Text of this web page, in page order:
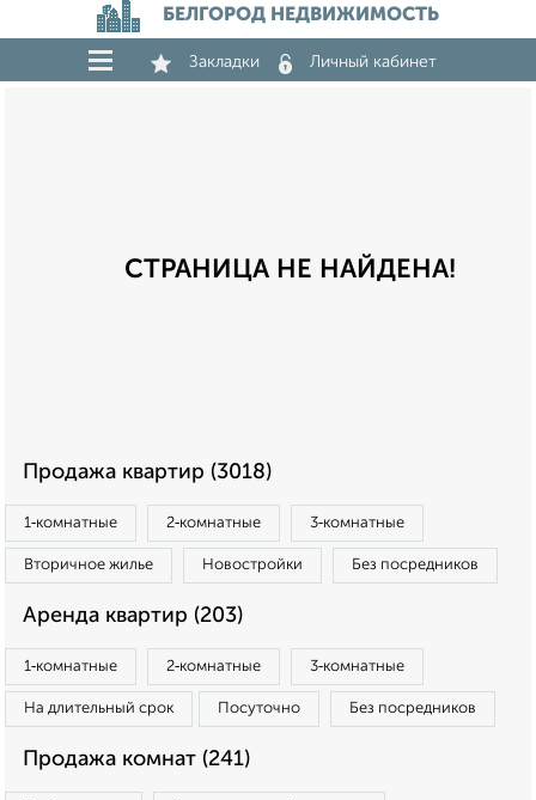
БЕЛГОРОД НЕДВИЖИМОСТЬ
Закладки Личный кабинет
СТРАНИЦА НЕ НАЙДЕНА!
Продажа квартир (3018)
1‑комнатные 2‑комнатные 3‑комнатные
Вторичное жилье Новостройки Без посредников
Аренда квартир (203)
1‑комнатные 2‑комнатные 3‑комнатные
На длительный срок Посуточно Без посредников
Продажа комнат (241)